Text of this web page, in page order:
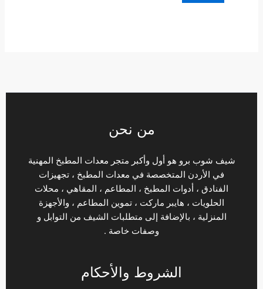
من نحن
شيف شوب برو هو أول وأكبر متجر معدات المطبخ المهنية
في الأردن المتخصصة في معدات المطبخ ، تجهيزات
الفنادق ، أدوات المطبخ ، المطاعم ، المقاهي ، محلات
الحلويات ، هايبر ماركت ، تموين المطاعم ، والأجهزة
المنزلية ، بالإضافة إلى متطلبات الشيف من التوابل و
وصفات خاصة .
الشروط والأحكام